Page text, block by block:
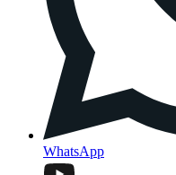
WhatsApp